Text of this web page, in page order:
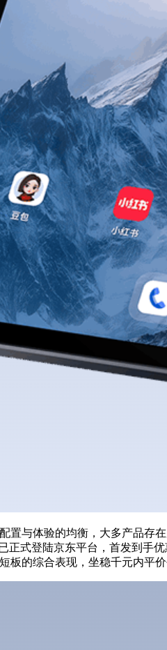
置与体验的均衡，大多产品存
正式登陆京东平台，首发到手
板的综合表现，坐稳千元内平